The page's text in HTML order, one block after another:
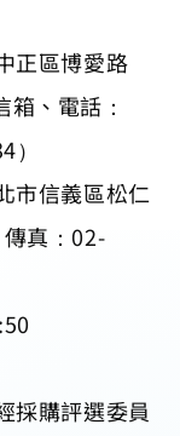
正區博愛路
、電話：
市信義區松仁
真：02-
採購評選委員